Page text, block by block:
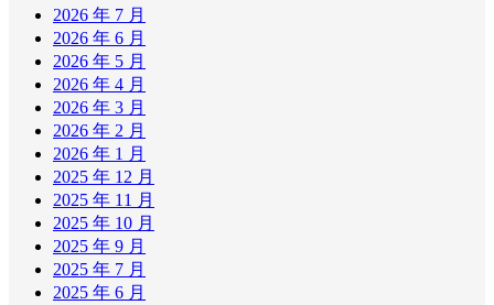
2026 年 7 月
2026 年 6 月
2026 年 5 月
2026 年 4 月
2026 年 3 月
2026 年 2 月
2026 年 1 月
2025 年 12 月
2025 年 11 月
2025 年 10 月
2025 年 9 月
2025 年 7 月
2025 年 6 月